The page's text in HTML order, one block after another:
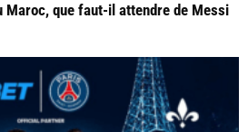
Maroc, que faut-il attendre de Messi